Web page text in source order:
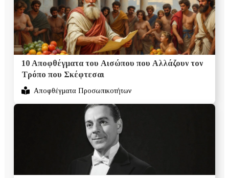
10 Αποφθέγματα του Αισώπου που Αλλάζουν τον
Τρόπο που Σκέφτεσαι
Αποφθέγματα Προσωπικοτήτων